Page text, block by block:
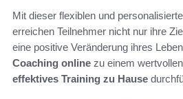
Mit dieser flexiblen und
erreichen Teilnehmer nicht nur ihre
eine positive Veränderung ihres
Coaching online zu einem
effektives Training zu Hause